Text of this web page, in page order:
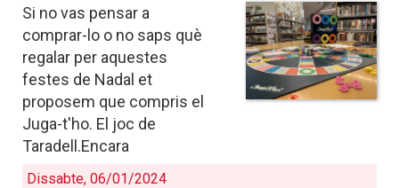
Si no vas pensar a
comprar-lo o no saps què
regalar per aquestes
festes de Nadal et
proposem que compris el
Juga-t'ho. El joc de
Taradell.Encara
Dissabte, 06/01/2024